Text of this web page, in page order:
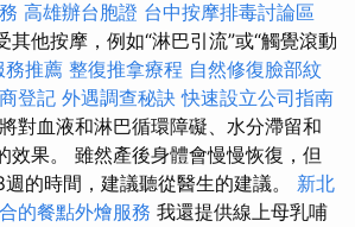
高雄辦台胞證 台中按摩排毒討論區
其他按摩，例如“淋巴引流”或“觸覺滾動
務推薦 整復推拿療程 自然修復臉部紋
登記 外遇調查秘訣 快速設立公司指南
對血液和淋巴循環障礙、水分滯留和
效果。 雖然產後身體會慢慢恢復，但
的時間，建議聽從醫生的建議。 新北
的餐點外燴服務 我還提供線上母乳哺